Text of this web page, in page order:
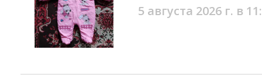
5 августа 2026 г. в